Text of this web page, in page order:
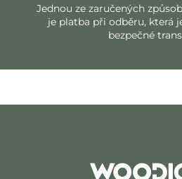
Jednou ze zaručených
je platba při odběru, která
bezpečné